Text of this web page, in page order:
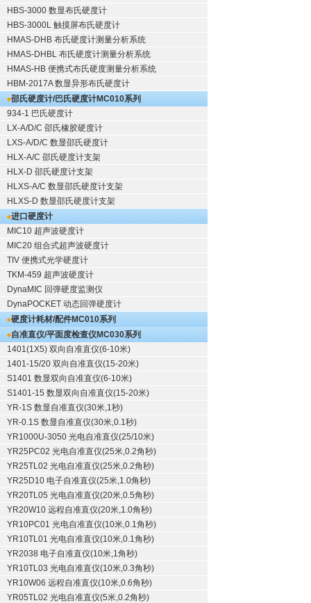
HBS-3000 数显布氏硬度计
HBS-3000L 触摸屏布氏硬度计
HMAS-DHB 布氏硬度计测量分析系统
HMAS-DHBL 布氏硬度计测量分析系统
HMAS-HB 便携式布氏硬度测量分析系统
HBM-2017A 数显异形布氏硬度计
邵氏硬度计/巴氏硬度计MC010系列
934-1 巴氏硬度计
LX-A/D/C 邵氏橡胶硬度计
LXS-A/D/C 数显邵氏硬度计
HLX-A/C 邵氏硬度计支架
HLX-D 邵氏硬度计支架
HLXS-A/C 数显邵氏硬度计支架
HLXS-D 数显邵氏硬度计支架
进口硬度计
MIC10 超声波硬度计
MIC20 组合式超声波硬度计
TIV 便携式光学硬度计
TKM-459 超声波硬度计
DynaMIC 回弹硬度监测仪
DynaPOCKET 动态回弹硬度计
硬度计耗材/配件MC010系列
自准直仪/平面度检查仪MC030系列
1401(1X5) 双向自准直仪(6-10米)
1401-15/20 双向自准直仪(15-20米)
S1401 数显双向自准直仪(6-10米)
S1401-15 数显双向自准直仪(15-20米)
YR-1S 数显自准直仪(30米,1秒)
YR-0.1S 数显自准直仪(30米,0.1秒)
YR1000U-3050 光电自准直仪(25/10米)
YR25PC02 光电自准直仪(25米,0.2角秒)
YR25TL02 光电自准直仪(25米,0.2角秒)
YR25D10 电子自准直仪(25米,1.0角秒)
YR20TL05 光电自准直仪(20米,0.5角秒)
YR20W10 远程自准直仪(20米,1.0角秒)
YR10PC01 光电自准直仪(10米,0.1角秒)
YR10TL01 光电自准直仪(10米,0.1角秒)
YR2038 电子自准直仪(10米,1角秒)
YR10TL03 光电自准直仪(10米,0.3角秒)
YR10W06 远程自准直仪(10米,0.6角秒)
YR05TL02 光电自准直仪(5米,0.2角秒)